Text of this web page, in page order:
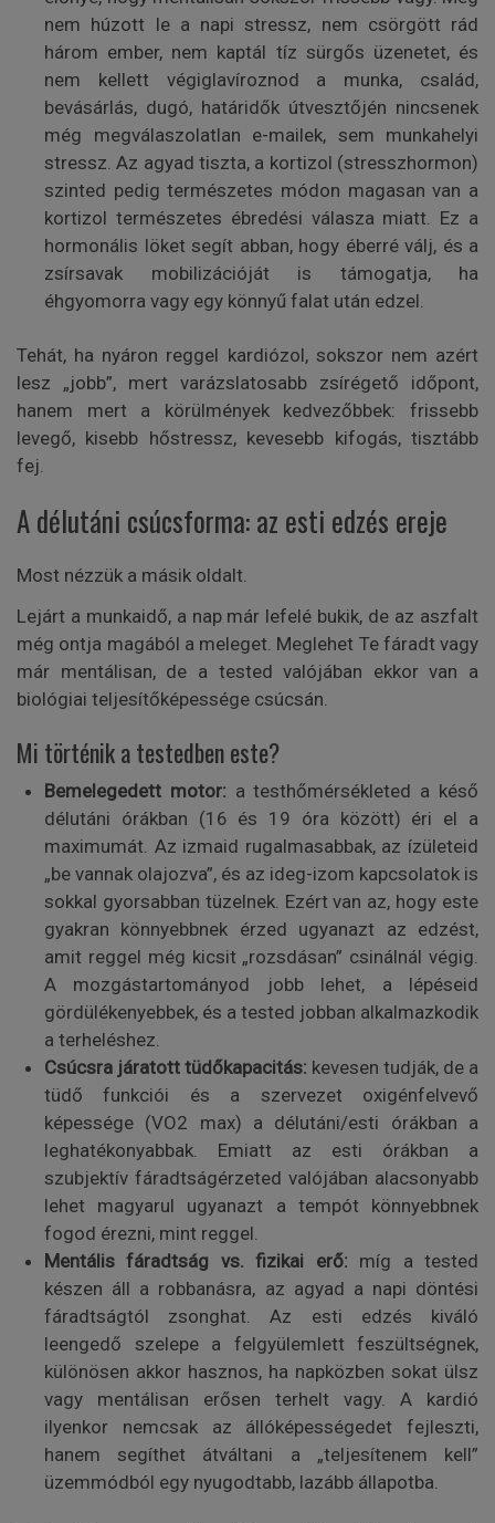
nem húzott le a napi stressz, nem csörgött rád
három ember, nem kaptál tíz sürgős üzenetet, és
nem kellett végiglavíroznod a munka, család,
bevásárlás, dugó, határidők útvesztőjén nincsenek
még megválaszolatlan e-mailek, sem munkahelyi
stressz. Az agyad tiszta, a kortizol (stresszhormon)
szinted pedig természetes módon magasan van a
kortizol természetes ébredési válasza miatt. Ez a
hormonális löket segít abban, hogy éberré válj, és a
zsírsavak mobilizációját is támogatja, ha
éhgyomorra vagy egy könnyű falat után edzel.
Tehát, ha nyáron reggel kardiózol, sokszor nem azért
lesz „jobb”, mert varázslatosabb zsírégető időpont,
hanem mert a körülmények kedvezőbbek: frissebb
levegő, kisebb hőstressz, kevesebb kifogás, tisztább
fej.
A délutáni csúcsforma: az esti edzés ereje
Most nézzük a másik oldalt.
Lejárt a munkaidő, a nap már lefelé bukik, de az aszfalt
még ontja magából a meleget. Meglehet Te fáradt vagy
már mentálisan, de a tested valójában ekkor van a
biológiai teljesítőképessége csúcsán.
Mi történik a testedben este?
Bemelegedett motor: a testhőmérsékleted a késő
délutáni órákban (16 és 19 óra között) éri el a
maximumát. Az izmaid rugalmasabbak, az ízületeid
„be vannak olajozva”, és az ideg-izom kapcsolatok is
sokkal gyorsabban tüzelnek. Ezért van az, hogy este
gyakran könnyebbnek érzed ugyanazt az edzést,
amit reggel még kicsit „rozsdásan” csinálnál végig.
A mozgástartományod jobb lehet, a lépéseid
gördülékenyebbek, és a tested jobban alkalmazkodik
a terheléshez.
Csúcsra járatott tüdőkapacitás: kevesen tudják, de a
tüdő funkciói és a szervezet oxigénfelvevő
képessége (VO2 max) a délutáni/esti órákban a
leghatékonyabbak. Emiatt az esti órákban a
szubjektív fáradtságérzeted valójában alacsonyabb
lehet magyarul ugyanazt a tempót könnyebbnek
fogod érezni, mint reggel.
Mentális fáradtság vs. fizikai erő: míg a tested
készen áll a robbanásra, az agyad a napi döntési
fáradtságtól zsonghat. Az esti edzés kiváló
leengedő szelepe a felgyülemlett feszültségnek,
különösen akkor hasznos, ha napközben sokat ülsz
vagy mentálisan erősen terhelt vagy. A kardió
ilyenkor nemcsak az állóképességedet fejleszti,
hanem segíthet átváltani a „teljesítenem kell”
üzemmódból egy nyugodtabb, lazább állapotba.